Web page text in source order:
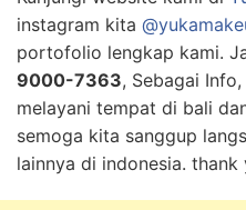
instagram kita
portofolio lengkap kami.
9000-7363, Sebagai
melayani tempat di bali
semoga kita sanggup
lainnya di indonesia. thank